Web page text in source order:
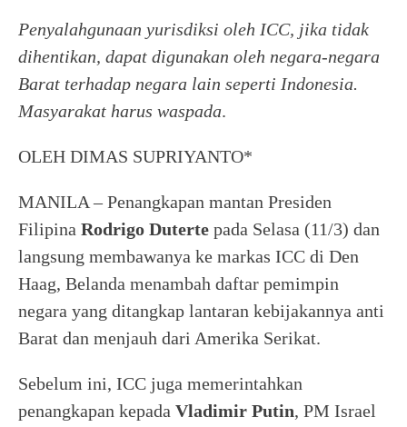
Penyalahgunaan yurisdiksi oleh ICC, jika tidak
dihentikan, dapat digunakan oleh negara-negara
Barat terhadap negara lain seperti Indonesia.
Masyarakat harus waspada.
OLEH DIMAS SUPRIYANTO*
MANILA – Penangkapan mantan Presiden
Filipina Rodrigo Duterte pada Selasa (11/3) dan
langsung membawanya ke markas ICC di Den
Haag, Belanda menambah daftar pemimpin
negara yang ditangkap lantaran kebijakannya anti
Barat dan menjauh dari Amerika Serikat.
Sebelum ini, ICC juga memerintahkan
penangkapan kepada Vladimir Putin, PM Israel